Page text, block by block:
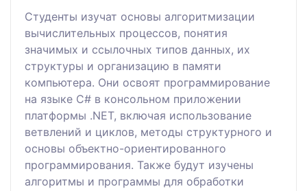
Студенты изучат основы алгоритмизации
вычислительных процессов, понятия
значимых и ссылочных типов данных, их
структуры и организацию в памяти
компьютера. Они освоят программирование
на языке C# в консольном приложении
платформы .NET, включая использование
ветвлений и циклов, методы структурного и
основы объектно-ориентированного
программирования. Также будут изучены
алгоритмы и программы для обработки